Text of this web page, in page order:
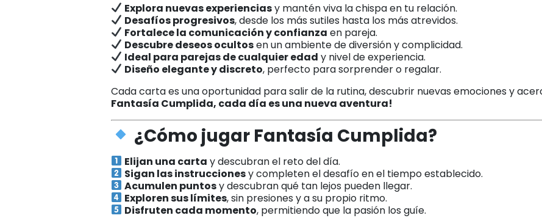
Explora nuevas experienciasy mantén viva la chispa en tu relación.
Desafíos progresivos, desde los más sutiles hasta los más atrevidos.
Fortalece la comunicación y confianza en pareja.
Descubre deseos ocultosen un ambiente de diversión y complicidad.
Ideal para parejas de cualquier edad y nivel de experiencia.
Diseño elegante y discreto, perfecto para sorprender o regalar.
Cada carta es una oportunidad para salir de la rutina, descubrir nuevas emociones y
Fantasía Cumplida, cada día es una nueva aventura!
¿Cómo jugar Fantasía Cumplida?
Elijan una carta y descubran el reto del día.
Sigan las instruccionesy completen el desafío en el tiempo establecido.
Acumulen puntosy descubran qué tan lejos pueden llegar.
Exploren sus límites, sin presiones y a su propio ritmo.
Disfruten cada momento, permitiendo que la pasión los guíe.